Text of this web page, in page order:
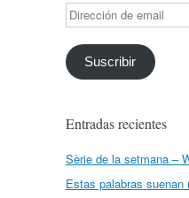
Dirección
de
email
Suscribir
Entradas recientes
Sèrie de la setmana –
Estas palabras suenan